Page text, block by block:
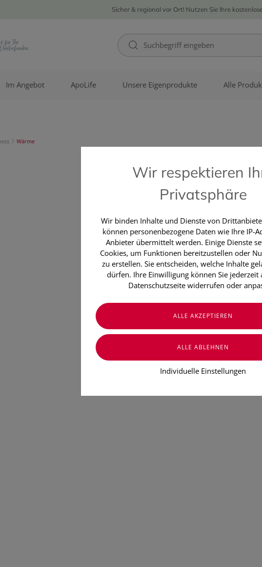
Sicher & regional vor Ort! Nutzen Sie Ihre
Im Angebot ApoLife Unsere Eigenprodukte Alle
Wärme
Wir respektieren
Privatsphäre
Wir binden Inhalte und Dienste von
können personenbezogene Daten wie Ihre IP-
Anbieter übermittelt werden. Einige Dienste
Cookies, um Funktionen bereitzustellen oder
zu erstellen. Sie entscheiden, welche Inhalte
dürfen. Ihre Einwilligung können Sie jederzeit
Datenschutzseite widerrufen oder
Individuelle Einstellungen